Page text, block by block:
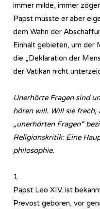
immer milde, immer
Papst müsste er aber
dem Wahn der
Einhalt gebieten, um
die „Deklaration der
der Vatikan nicht
Unerhörte Fragen sind
hören will. Will sie frech,
„unerhörten Fragen“
Religionskritik: Eine
phi­lo­so­phie.
1.
Papst Leo XIV. ist
Prevost geboren, vor